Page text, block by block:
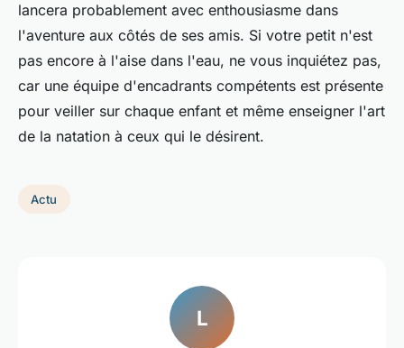
lancera probablement avec enthousiasme dans
l'aventure aux côtés de ses amis. Si votre petit n'est
pas encore à l'aise dans l'eau, ne vous inquiétez pas,
car une équipe d'encadrants compétents est présente
pour veiller sur chaque enfant et même enseigner l'art
de la natation à ceux qui le désirent.
Actu
L